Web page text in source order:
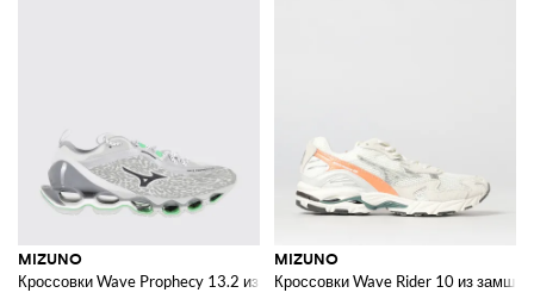
MIZUNO
Кроссовки Wave Prophecy 13.2 из сетки и резины
MIZUNO
Кроссовки Wave Rider 10 из замши